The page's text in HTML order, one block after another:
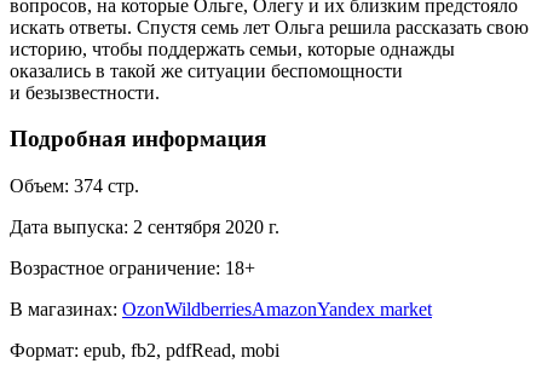
вопросов, на которые Ольге, Олегу и их близким предстояло
искать ответы. Спустя семь лет Ольга решила рассказать свою
историю, чтобы поддержать семьи, которые однажды
оказались в такой же ситуации беспомощности
и безызвестности.
Подробная информация
Объем: 374 стр.
Дата выпуска: 2 сентября 2020 г.
Возрастное ограничение: 18+
В магазинах: OzonWildberriesAmazonYandex market
Формат: epub, fb2, pdfRead, mobi